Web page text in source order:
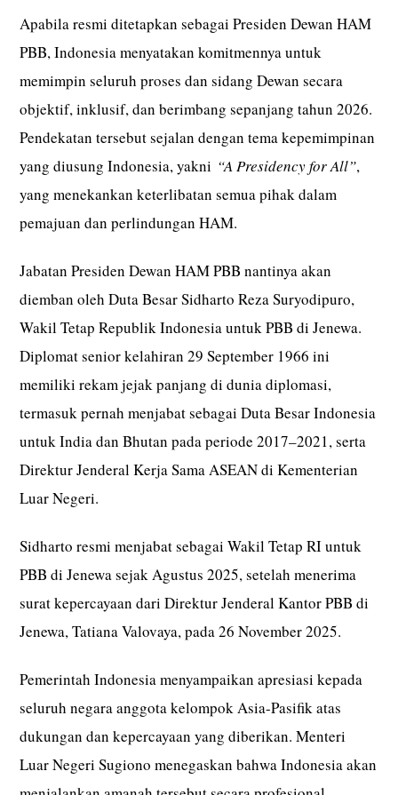
Apabila resmi ditetapkan sebagai Presiden Dewan HAM
PBB, Indonesia menyatakan komitmennya untuk
memimpin seluruh proses dan sidang Dewan secara
objektif, inklusif, dan berimbang sepanjang tahun 2026.
Pendekatan tersebut sejalan dengan tema kepemimpinan
yang diusung Indonesia, yakni “A Presidency for All”,
yang menekankan keterlibatan semua pihak dalam
pemajuan dan perlindungan HAM.
Jabatan Presiden Dewan HAM PBB nantinya akan
diemban oleh Duta Besar Sidharto Reza Suryodipuro,
Wakil Tetap Republik Indonesia untuk PBB di Jenewa.
Diplomat senior kelahiran 29 September 1966 ini
memiliki rekam jejak panjang di dunia diplomasi,
termasuk pernah menjabat sebagai Duta Besar Indonesia
untuk India dan Bhutan pada periode 2017–2021, serta
Direktur Jenderal Kerja Sama ASEAN di Kementerian
Luar Negeri.
Sidharto resmi menjabat sebagai Wakil Tetap RI untuk
PBB di Jenewa sejak Agustus 2025, setelah menerima
surat kepercayaan dari Direktur Jenderal Kantor PBB di
Jenewa, Tatiana Valovaya, pada 26 November 2025.
Pemerintah Indonesia menyampaikan apresiasi kepada
seluruh negara anggota kelompok Asia-Pasifik atas
dukungan dan kepercayaan yang diberikan. Menteri
Luar Negeri Sugiono menegaskan bahwa Indonesia akan